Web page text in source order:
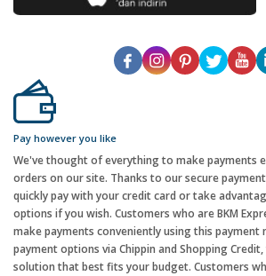
Pay however you like
We've thought of everything to make payments
orders on our site. Thanks to our secure
quickly pay with your credit card or take
options if you wish. Customers who are BKM
make payments conveniently using this payment
payment options via Chippin and Shopping
solution that best fits your budget. Customers